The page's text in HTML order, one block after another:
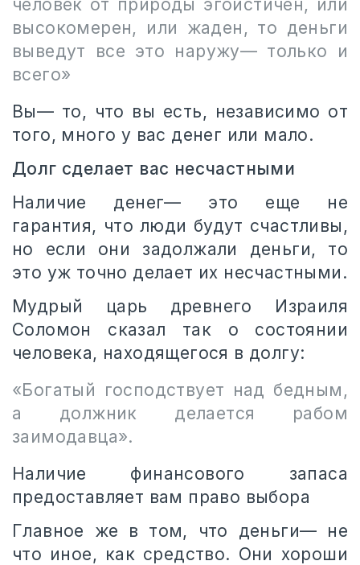
человек от природы эгоистичен, или
высокомерен, или жаден, то деньги
выведут все это наружу— только и
всего»
Вы— то, что вы есть, независимо от
того, много у вас денег или мало.
Долг сделает вас несчастными
Наличие денег— это еще не
гарантия, что люди будут счастливы,
но если они задолжали деньги, то
это уж точно делает их несчастными.
Мудрый царь древнего Израиля
Соломон сказал так о состоянии
человека, находящегося в долгу:
«Богатый господствует над бедным,
а должник делается рабом
заимодавца».
Наличие финансового запаса
предоставляет вам право выбора
Главное же в том, что деньги— не
что иное, как средство. Они хороши